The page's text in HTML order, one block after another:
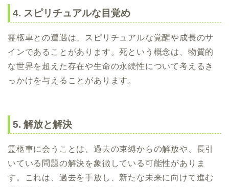
4. スピリチュアルな目覚め
霊柩車との遭遇は、スピリチュアルな覚醒や成長のサ
インであることがあります。死という概念は、物質的
な世界を超えた存在や生命の永続性について考えるき
っかけを与えることがあります。
5. 解放と解決
霊柩車に会うことは、過去の束縛からの解放や、長引
いている問題の解決を象徴している可能性がありま
す。これは、過去を手放し、新たな未来に向けて進む